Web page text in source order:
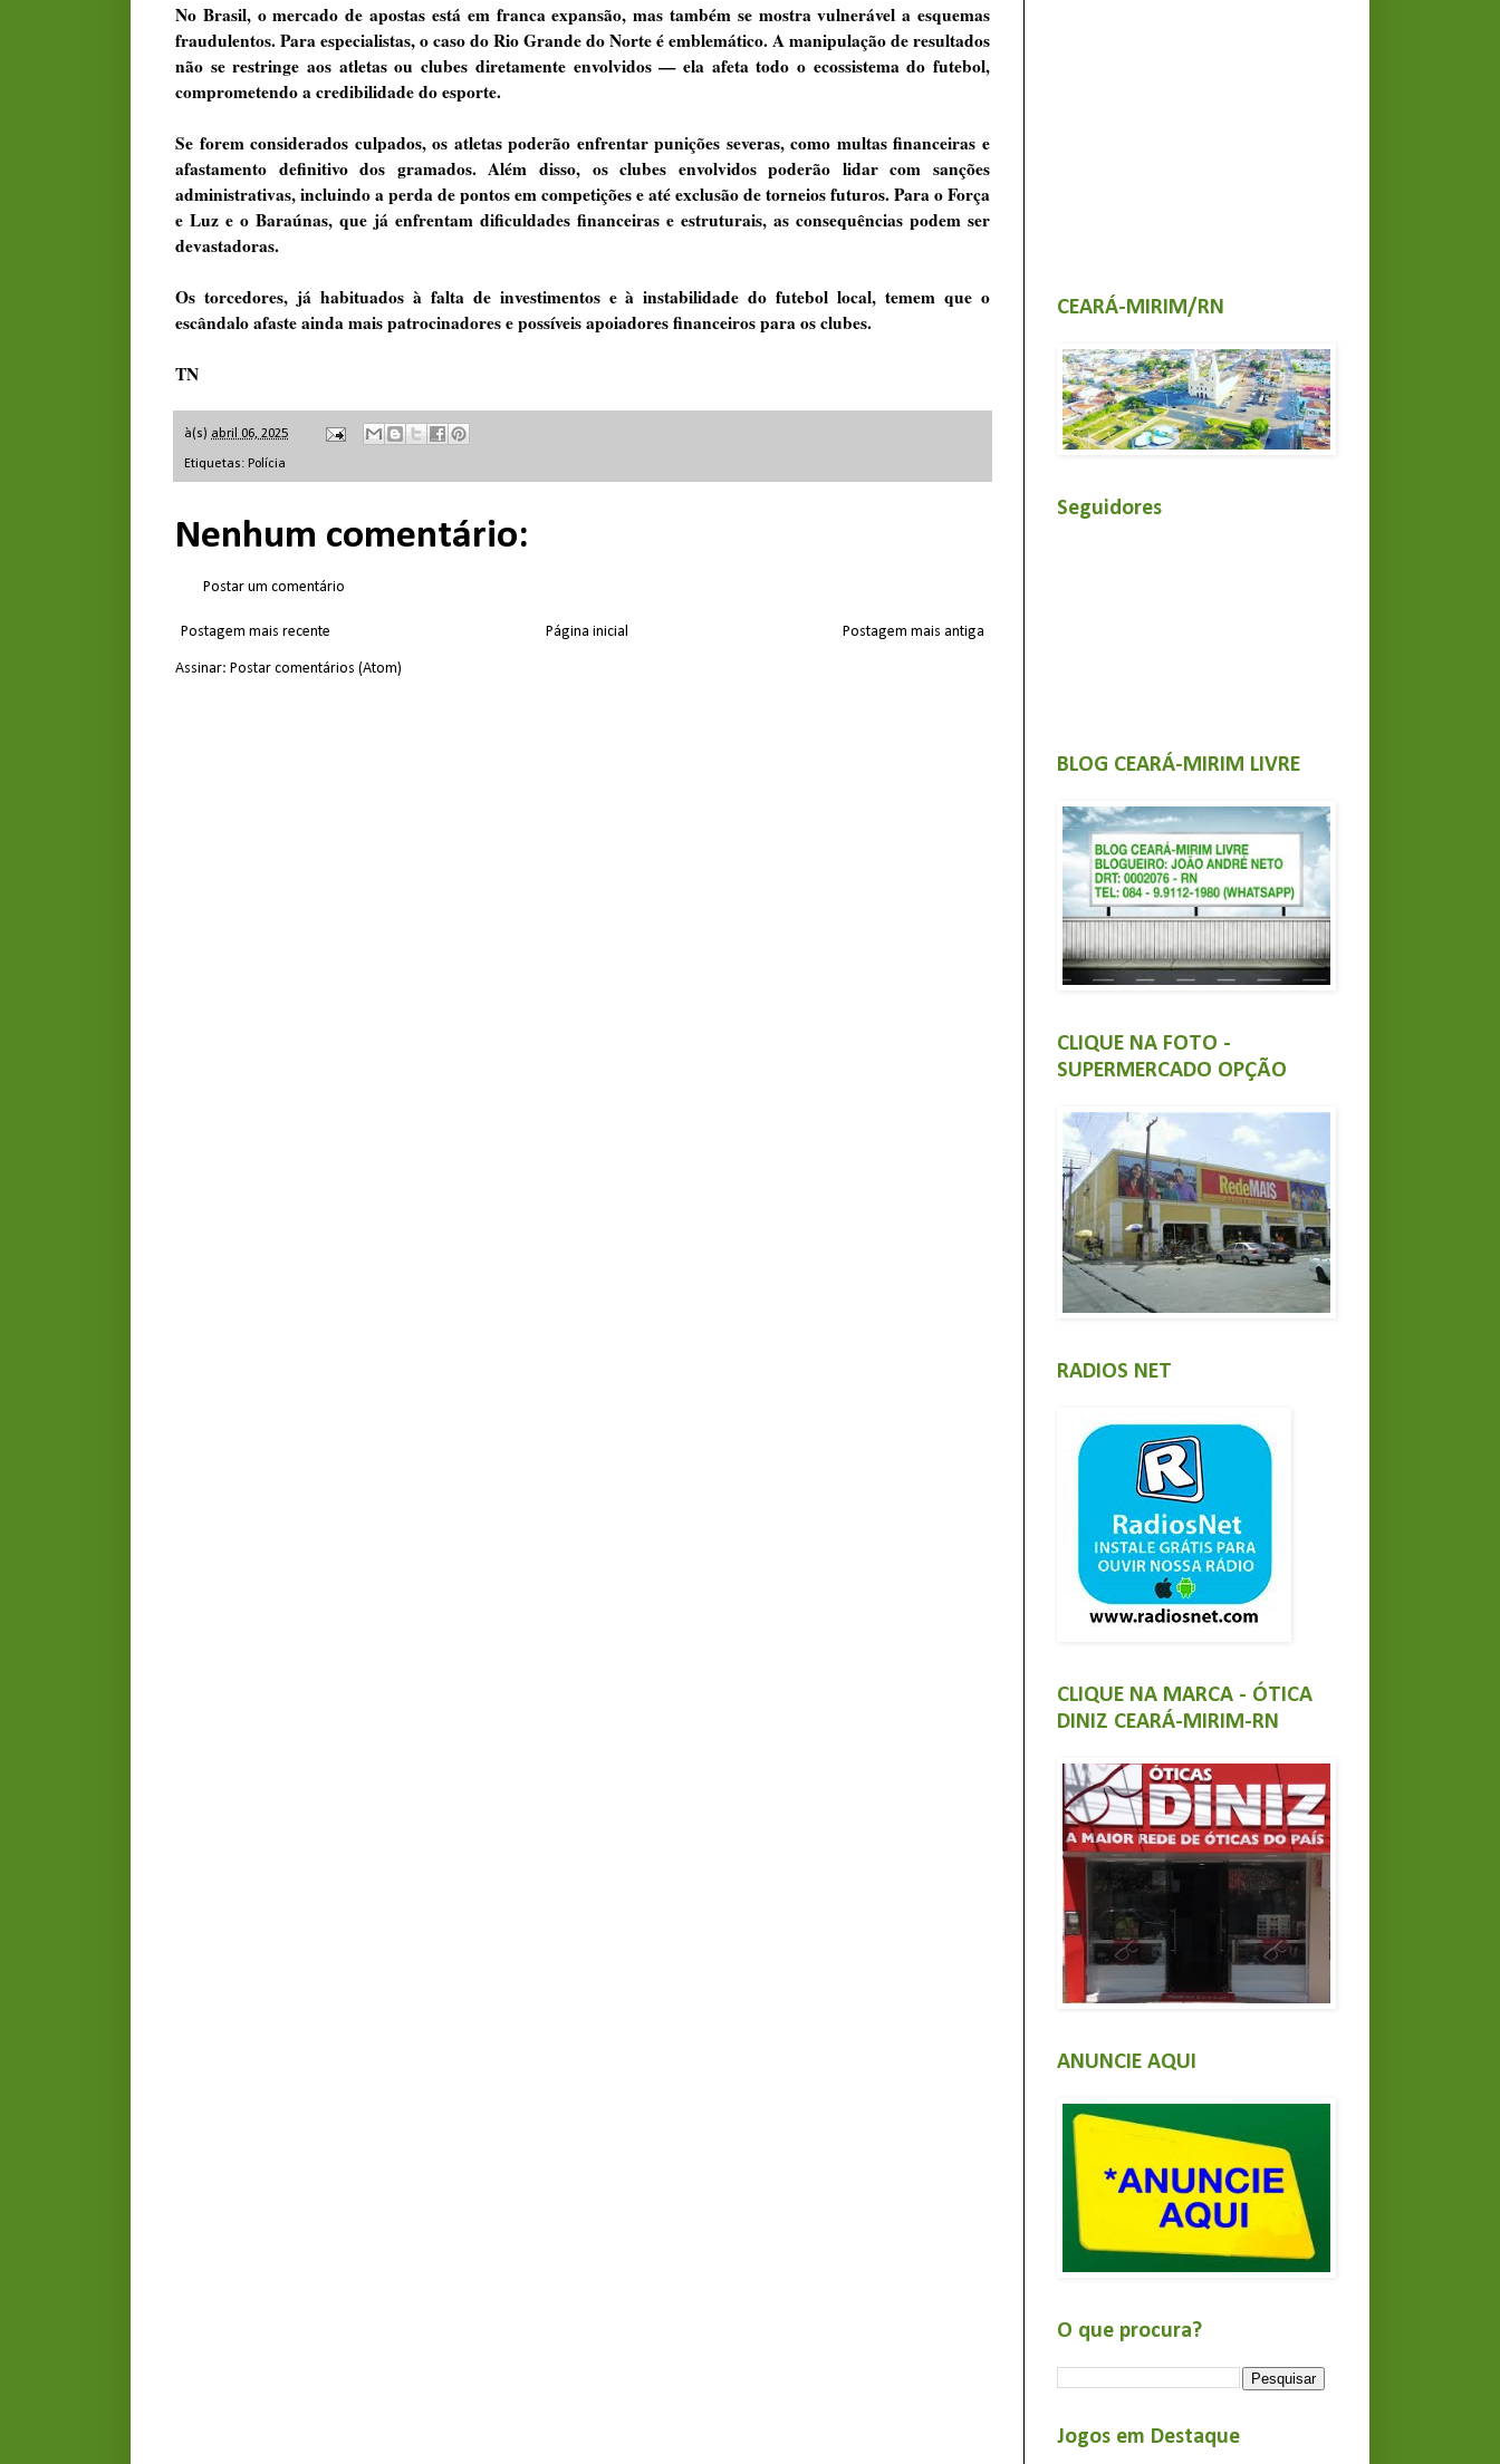
No Brasil, o mercado de apostas está em franca expansão, mas também se mostra vulnerável a esquemas
fraudulentos. Para especialistas, o caso do Rio Grande do Norte é emblemático. A manipulação de resultados
não se restringe aos atletas ou clubes diretamente envolvidos — ela afeta todo o ecossistema do futebol,
comprometendo a credibilidade do esporte.
Se forem considerados culpados, os atletas poderão enfrentar punições severas, como multas financeiras e
afastamento definitivo dos gramados. Além disso, os clubes envolvidos poderão lidar com sanções
administrativas, incluindo a perda de pontos em competições e até exclusão de torneios futuros. Para o Força
e Luz e o Baraúnas, que já enfrentam dificuldades financeiras e estruturais, as consequências podem ser
devastadoras.
Os torcedores, já habituados à falta de investimentos e à instabilidade do futebol local, temem que o
escândalo afaste ainda mais patrocinadores e possíveis apoiadores financeiros para os clubes.
TN
à(s) abril 06, 2025
Etiquetas: Polícia
Nenhum comentário:
Postar um comentário
Postagem mais recente Postagem mais antiga
Página inicial
Assinar: Postar comentários (Atom)
CEARÁ-MIRIM/RN
Seguidores
BLOG CEARÁ-MIRIM LIVRE
CLIQUE NA FOTO -
SUPERMERCADO OPÇÃO
RADIOS NET
CLIQUE NA MARCA - ÓTICA
DINIZ CEARÁ-MIRIM-RN
ANUNCIE AQUI
O que procura?
Jogos em Destaque